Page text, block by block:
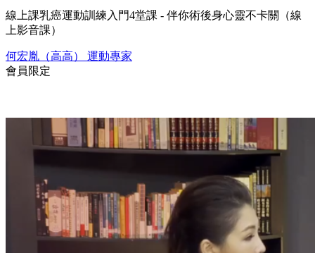
線上課乳癌運動訓練入門4堂課 - 伴你術後身心靈不卡關（線
上影音課）
何宏胤（高高）
運動專家
會員限定